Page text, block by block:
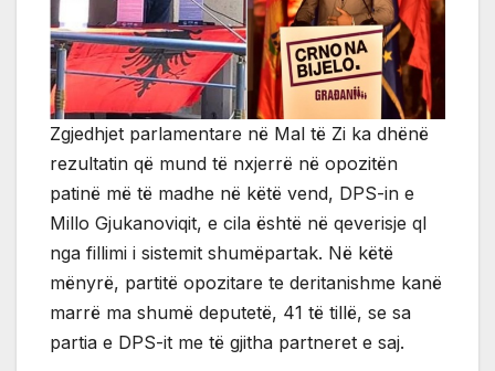
Zgjedhjet parlamentare në Mal të Zi ka dhënë
rezultatin që mund të nxjerrë në opozitën
patinë më të madhe në këtë vend, DPS-in e
Millo Gjukanoviqit, e cila është në qeverisje ql
nga fillimi i sistemit shumëpartak. Në këtë
mënyrë, partitë opozitare te deritanishme kanë
marrë ma shumë deputetë, 41 të tillë, se sa
partia e DPS-it me të gjitha partneret e saj.